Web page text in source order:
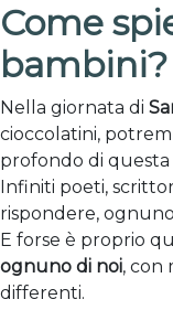
Come
Nella giornata di
cioccolatini,
profondo di questa
Infiniti poeti,
rispondere,
E forse è proprio
ognuno di noi, con
differenti.